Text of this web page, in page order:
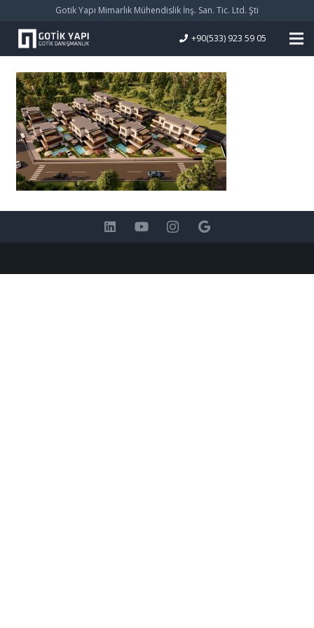
Gotik Yapı Mimarlık Mühendislik İnş. San. Tic. Ltd. Şti
+90(533) 923 59 05